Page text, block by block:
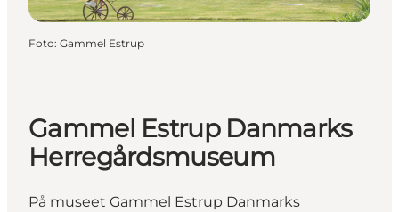
Foto: Gammel Estrup
Gammel Estrup Danmarks
Herregårdsmuseum
På museet Gammel Estrup Danmarks